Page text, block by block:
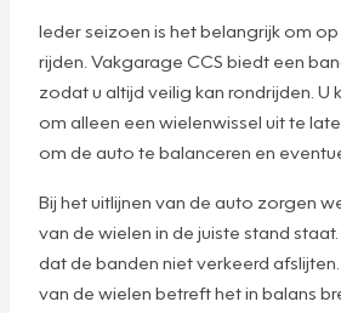
Ieder seizoen is het belangrijk om
rijden. Vakgarage CCS biedt een
zodat u altijd veilig kan rondrijden. U
om alleen een wielenwissel uit te
om de auto te balanceren en
Bij het uitlijnen van de auto zorgen
van de wielen in de juiste stand
dat de banden niet verkeerd
van de wielen betreft het in balans